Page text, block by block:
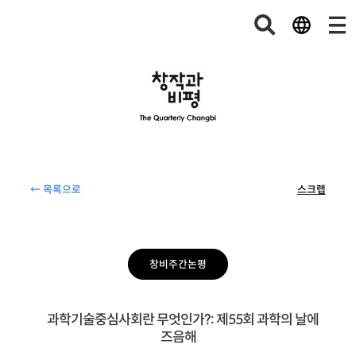
← 목록으로 스크랩
창비주간논평
과학기술중심사회란 무엇인가?: 제55회 과학의 날에
즈음해